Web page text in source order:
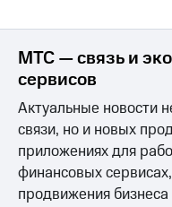
и
аудит
Рынок
акций
Программа
приобретения
Порядок
МТС — связь и
сервисов
Актуальные новости
связи, но и новых
приложениях для
финансовых
продвижения